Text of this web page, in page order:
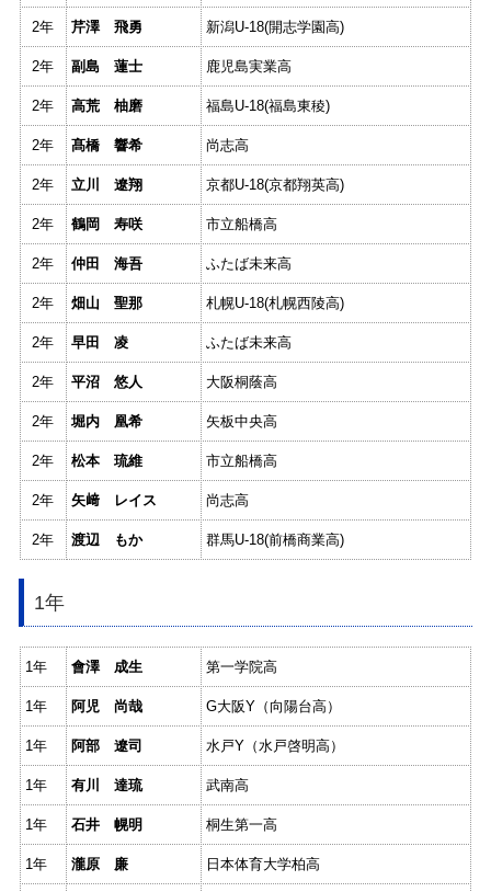
2年 芹澤 飛勇 新潟U-18(開志学園高)
2年 副島 蓮士 鹿児島実業高
2年 高荒 柚磨 福島U-18(福島東稜)
2年 髙橋 響希 尚志高
2年 立川 遼翔 京都U-18(京都翔英高)
2年 鶴岡 寿咲 市立船橋高
2年 仲田 海吾 ふたば未来高
2年 畑山 聖那 札幌U-18(札幌西陵高)
2年 早田 凌 ふたば未来高
2年 平沼 悠人 大阪桐蔭高
2年 堀内 凰希 矢板中央高
2年 松本 琉維 市立船橋高
2年 矢﨑 レイス 尚志高
2年 渡辺 もか 群馬U-18(前橋商業高)
1年
1年 會澤 成生 第一学院高
1年 阿児 尚哉 G大阪Y（向陽台高）
1年 阿部 遼司 水戸Y（水戸啓明高）
1年 有川 達琉 武南高
1年 石井 幌明 桐生第一高
1年 瀧原 廉 日本体育大学柏高